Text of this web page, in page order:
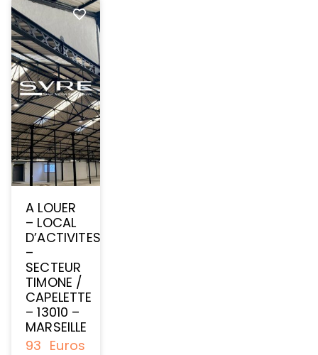
A LOUER
– LOCAL
D’ACTIVITES/STOCKAGE
–
SECTEUR
TIMONE /
CAPELETTE
– 13010 –
MARSEILLE
93 Euros